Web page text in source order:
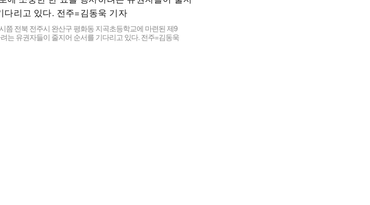
쯤 전북 전주시 완산구 평화동 지곡초등학교에 마련된 제9
는 유권자들이 줄지어 순서를 기다리고 있다. 전주=김동욱